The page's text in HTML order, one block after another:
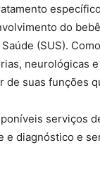
do
(SUS).
neurológicas
de suas funções
serviços
e diagnóstico e